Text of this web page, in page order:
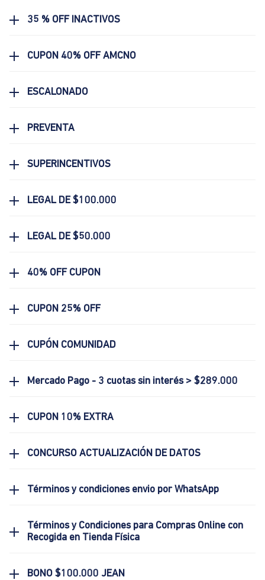
35 % OFF INACTIVOS
CUPON 40% OFF AMCNO
ESCALONADO
PREVENTA
SUPERINCENTIVOS
LEGAL DE $100.000
LEGAL DE $50.000
40% OFF CUPON
CUPON 25% OFF
CUPÓN COMUNIDAD
Mercado Pago - 3 cuotas sin interés > $289.000
CUPON 10% EXTRA
CONCURSO ACTUALIZACIÓN DE DATOS
Términos y condiciones envio por WhatsApp
Términos y Condiciones para Compras Online con
Recogida en Tienda Física
BONO $100.000 JEAN